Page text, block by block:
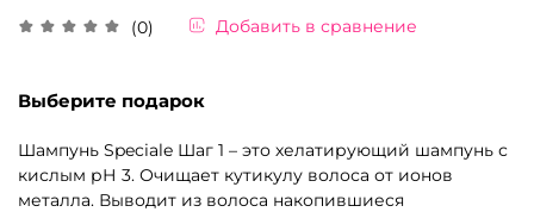
(0) Добавить в сравнение
Выберите подарок
Шампунь Speciale Шаг 1 – это хелатирующий шампунь с
кислым рН 3. Очищает кутикулу волоса от ионов
металла. Выводит из волоса накопившиеся